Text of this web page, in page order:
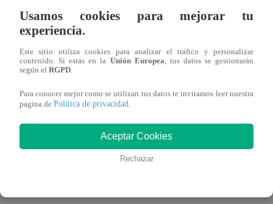
Yo Soy: Nueva Generación – Gran Final
completo
También te puede
interesar
Usamos cookies para mejorar tu
experiencia.
Este sitio utiliza cookies para analizar el tráfico y personalizar
contenido. Si estás en la Unión Europea, tus datos se gestionarán
según el RGPD.
Para conocer mejor como se utilizan tus datos te invitamos leer nuestra
pagina de Política de privacidad.
Aceptar Cookies
Rechazar